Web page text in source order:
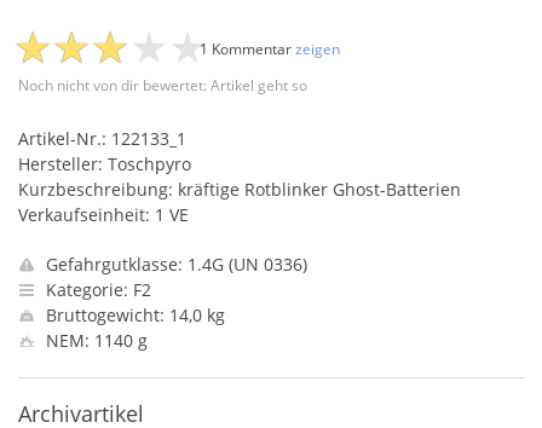
Noch nicht von dir bewertet: Artikel geht so
1 Kommentarzeigen
Artikel-Nr.: 122133_1
Hersteller: Toschpyro
Kurzbeschreibung: kräftige Rotblinker Ghost-Batterien
Verkaufseinheit: 1 VE
Gefahrgutklasse: 1.4G (UN 0336)
Kategorie: F2
Bruttogewicht: 14,0 kg
NEM: 1140 g
Archivartikel